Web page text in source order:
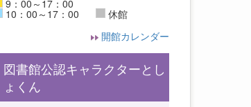
9：00～17：00
10：00～17：00
休館
開館カレンダー
図書館公認キャラクターとし
ょくん